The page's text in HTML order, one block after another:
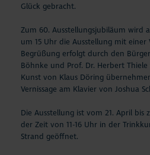
Glück gebracht.
Zum 60. Ausstellungsjubiläum wird
um 15 Uhr die Ausstellung mit einer
Begrüßung erfolgt durch den
Böhnke und Prof. Dr. Herbert
Kunst von Klaus Döring
Vernissage am Klavier von Joshua
Die Ausstellung ist vom 21. April bis
der Zeit von 11-16 Uhr in der
Strand geöffnet.